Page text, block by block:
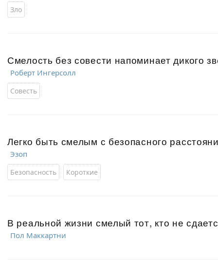
Зло
Смелость без совести напоминает дикого
Роберт Ингерсолл
Совесть
Легко быть смелым с безопасного
Эзоп
Безопасность Короткие
В реальной жизни смелый тот, кто не
Пол Маккартни